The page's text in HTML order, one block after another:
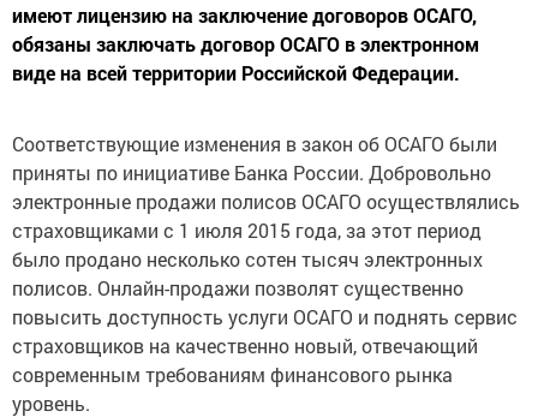
имеют лицензию на заключение договоров ОСАГО,
обязаны заключать договор ОСАГО в электронном
виде на всей территории Российской Федерации.
Соответствующие изменения в закон об ОСАГО были
приняты по инициативе Банка России. Добровольно
электронные продажи полисов ОСАГО осуществлялись
страховщиками с 1 июля 2015 года, за этот период
было продано несколько сотен тысяч электронных
полисов. Онлайн-продажи позволят существенно
повысить доступность услуги ОСАГО и поднять сервис
страховщиков на качественно новый, отвечающий
современным требованиям финансового рынка
уровень.